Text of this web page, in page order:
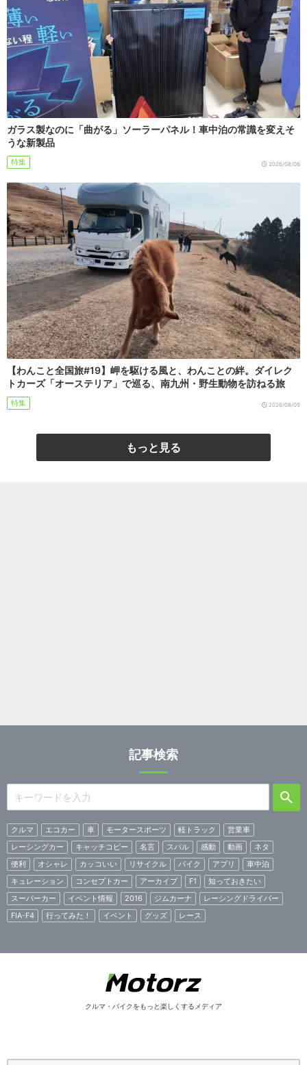
ガラス製なのに「曲がる」ソーラーパネル！車中泊の常識を変えそ
うな新製品
特集 2026/08/06
【わんこと全国旅#19】岬を駆ける風と、わんことの絆。ダイレク
トカーズ「オーステリア」で巡る、南九州・野生動物を訪ねる旅
特集 2026/08/05
もっと見る
記事検索
クルマ エコカー 車 モータースポーツ 軽トラック
営業車
レーシングカー
キャッチコピー 名言 スバル 感動 動画
ネタ
便利
オシャレ カッコいい リサイクル バイク アプリ
車中泊
キュレーション
コンセプトカー アーカイブ F1
知っておきたい
スーパーカー
イベント情報 2016 ジムカーナ
レーシングドライバー
FIA-F4
行ってみた！ イベント グッズ レース
クルマ・バイクをもっと楽しくするメディア